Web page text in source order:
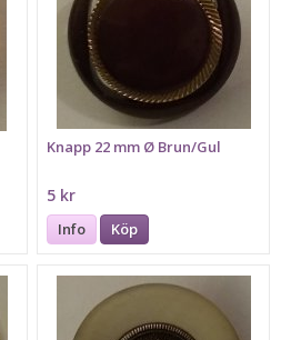
Knapp 22 mm Ø Brun/Gul
5 kr
Info Köp